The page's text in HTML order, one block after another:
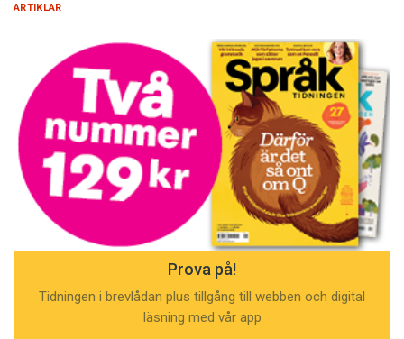
ARTIKLAR
Prova på!
Tidningen i brevlådan plus tillgång till webben och digital
läsning med vår app